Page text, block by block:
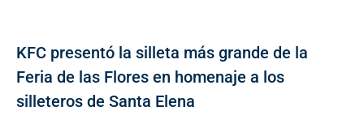
KFC presentó la silleta más grande de la
Feria de las Flores en homenaje a los
silleteros de Santa Elena